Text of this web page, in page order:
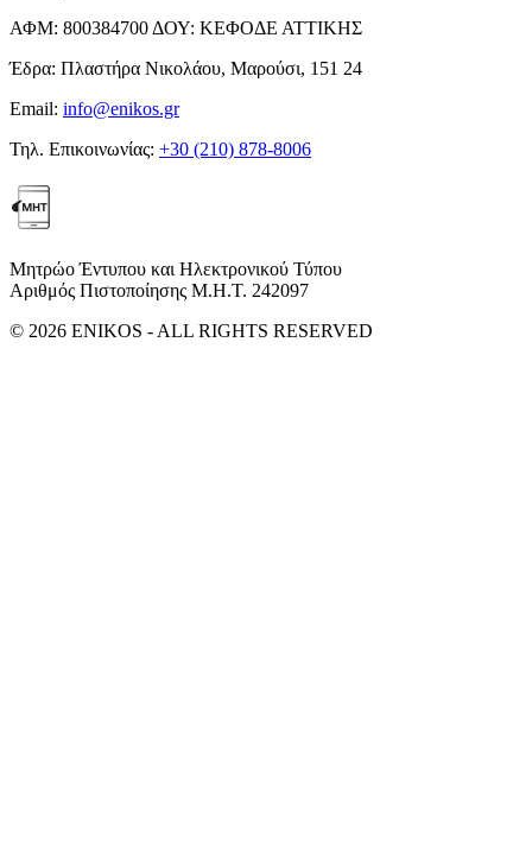
ΑΦΜ: 800384700 ΔΟΥ: ΚΕΦΟΔΕ ΑΤΤΙΚΗΣ
Έδρα: Πλαστήρα Νικολάου, Μαρούσι, 151 24
Email: info@enikos.gr
Τηλ. Επικοινωνίας: +30 (210) 878-8006
Μητρώο Έντυπου και Ηλεκτρονικού Τύπου
Αριθμός Πιστοποίησης Μ.Η.Τ. 242097
© 2026 ENIKOS - ALL RIGHTS RESERVED